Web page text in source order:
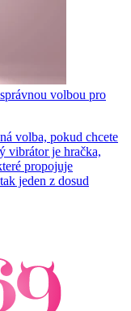
volbou pro
volba, pokud chcete
vibrátor je hračka,
propojuje
jeden z dosud